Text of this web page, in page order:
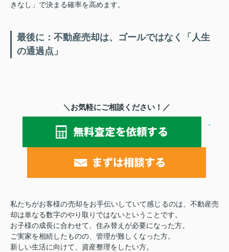
きなし」で決まる確率を高めます。
最後に：不動産売却は、ゴールではなく「人生
の通過点」
＼お気軽にご相談ください！／
私たちがお客様の売却をお手伝いしていて感じるのは、不動産売
却は単なる数字のやり取りではないということです。
お子様の成長に合わせて、住み替えが必要になった方。
ご実家を相続したものの、管理が難しくなった方。
新しい生活に向けて、資産整理をしたい方。